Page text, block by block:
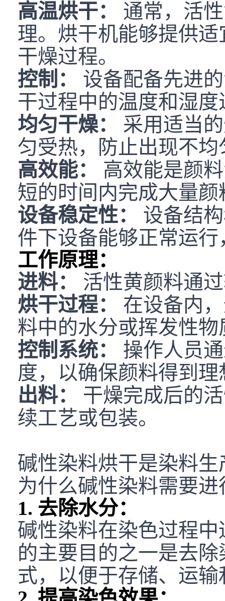
高温烘干：
通常，活
理。烘干机能够提供
干燥过程。
控制：
设备配备先进
干过程中的温度和湿
均匀干燥：
采用适当
匀受热，防止出现不
高效能：
高效能是颜
短的时间内完成大量
设备稳定性：
设备结
件下设备能够正常运
工作原理：
进料：
活性黄颜料通
烘干过程：
在设备内
料中的水分或挥发性
控制系统：
操作人员
度，以确保颜料得到
出料：
干燥完成后的
续工艺或包装。
碱性染料烘干是染料
为什么碱性染料需要
1. 去除水分：
碱性染料在染色过程
的主要目的之一是去
式，以便于存储、运